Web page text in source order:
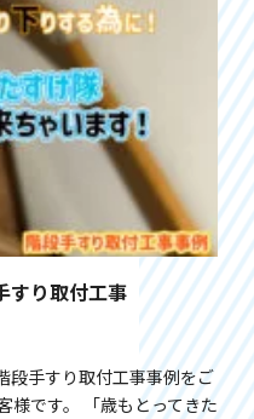
り取付工事
手すり取付工事事例をご
様です。 「歳もとってきた